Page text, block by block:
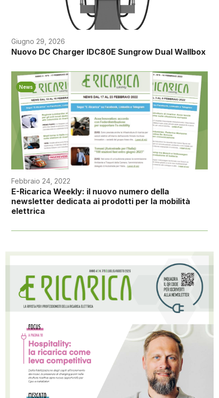
Giugno 29, 2026
Nuovo DC Charger IDC80E Sungrow Dual Wallbox
News
Febbraio 24, 2022
E-Ricarica Weekly: il nuovo numero della
newsletter dedicata ai prodotti per la mobilità
elettrica